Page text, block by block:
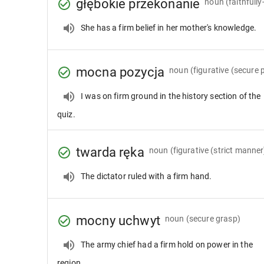
głębokie przekonanie
She has a firm belief in her mother's knowledge.
mocna pozycja noun (figurative (secure
I was on firm ground in the history section of the
quiz.
twarda ręka noun (figurative (strict
The dictator ruled with a firm hand.
mocny uchwyt noun (secure grasp)
The army chief had a firm hold on power in the